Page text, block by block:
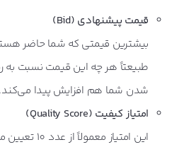
قیمت پیشنهادی (Bid
)
بیشترین قیمتی که شما حاضر
طبیعتاً هر چه این قیمت نسبت به
شدن شما هم افزایش پیدا می‌کند.
امتیاز کیفیت (Quality Score
)
این امتیاز